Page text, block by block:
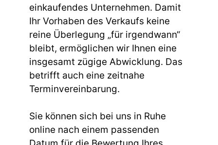
einkaufendes Unternehmen. Damit
Ihr Vorhaben des Verkaufs keine
reine Überlegung „für irgendwann“
bleibt, ermöglichen wir Ihnen eine
insgesamt zügige Abwicklung. Das
betrifft auch eine zeitnahe
Terminvereinbarung.
Sie können sich bei uns in Ruhe
online nach einem passenden